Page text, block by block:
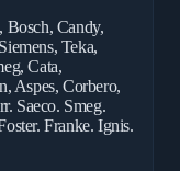
Candy,
Teka,
Cata,
Aspes, Corbero,
Saeco. Smeg.
Franke. Ignis.